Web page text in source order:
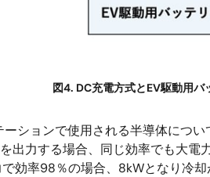
図4. DC充電方式とEV駆動用
ーションで使用される半導体につ
出力する場合、同じ効率でも大
効率98％の場合、8kWとなり冷